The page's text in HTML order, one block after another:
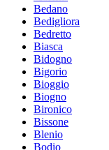
Bedano
Bedigliora
Bedretto
Biasca
Bidogno
Bigorio
Bioggio
Biogno
Bironico
Bissone
Blenio
Bodio